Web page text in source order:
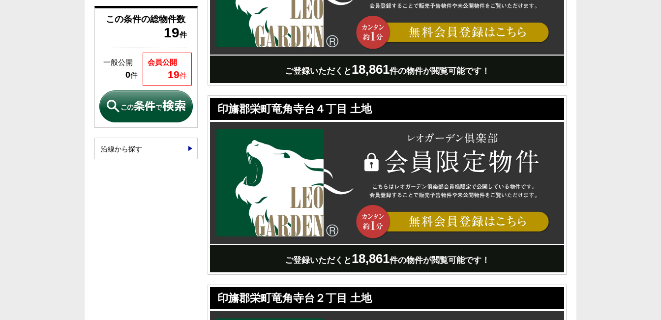
ご登録いただくと18,861件の物件が閲覧可能です！
印旛郡栄町竜角寺台４丁目 土地
ご登録いただくと18,861件の物件が閲覧可能です！
印旛郡栄町竜角寺台２丁目 土地
この条件の総物件数
19件
会員公開
19件
一般公開
0件
沿線から探す